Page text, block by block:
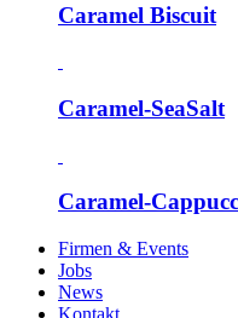
Caramel Biscuit
Caramel-SeaSalt
Caramel-
Firmen & Events
Jobs
News